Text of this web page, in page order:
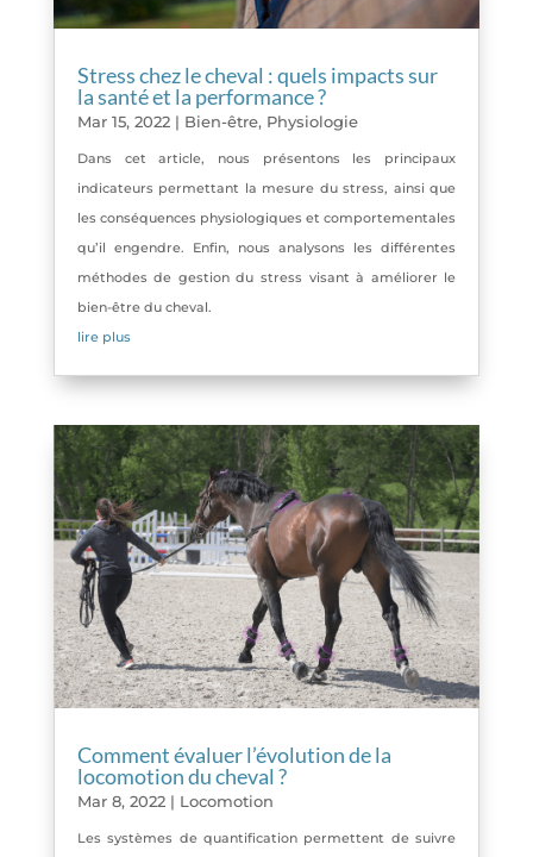
Stress chez le cheval : quels impacts sur
la santé et la performance ?
Mar 15, 2022| Bien-être, Physiologie
Dans cet article, nous présentons les principaux
indicateurs permettant la mesure du stress, ainsi que
les conséquences physiologiques et comportementales
qu’il engendre. Enfin, nous analysons les différentes
méthodes de gestion du stress visant à améliorer le
bien-être du cheval.
lire plus
Comment évaluer l’évolution de la
locomotion du cheval ?
Mar 8, 2022| Locomotion
Les systèmes de quantification permettent de suivre